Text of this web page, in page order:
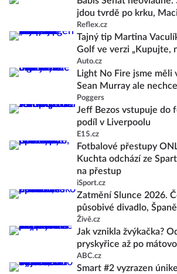
jdou tvrdě po krku,
Reflex.cz
Tajný tip Martina
Golf ve verzi „Kupujte,
Auto.cz
Light No Fire jsme měli
Sean Murray ale
Poggers
Jeff Bezos vstupuje do
podíl v Liverpoolu
E15.cz
Fotbalové přestupy
Kuchta odchází ze
na přestup
iSport.cz
Zatmění Slunce 2026.
působivé divadlo,
Živě.cz
Jak vznikla žvýkačka?
pryskyřice až po
ABC.cz
Smart #2 vyzrazen